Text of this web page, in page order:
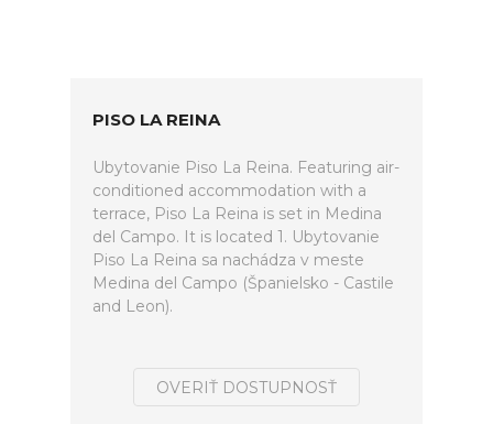
PISO LA REINA
Ubytovanie Piso La Reina. Featuring air-
conditioned accommodation with a
terrace, Piso La Reina is set in Medina
del Campo. It is located 1. Ubytovanie
Piso La Reina sa nachádza v meste
Medina del Campo (Španielsko - Castile
and Leon).
OVERIŤ DOSTUPNOSŤ